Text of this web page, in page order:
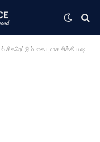
சிக்கிய ஷகீலா …… வெளியான வீடியோ …… உறைந்துபோன ரசிகர்கள் …………